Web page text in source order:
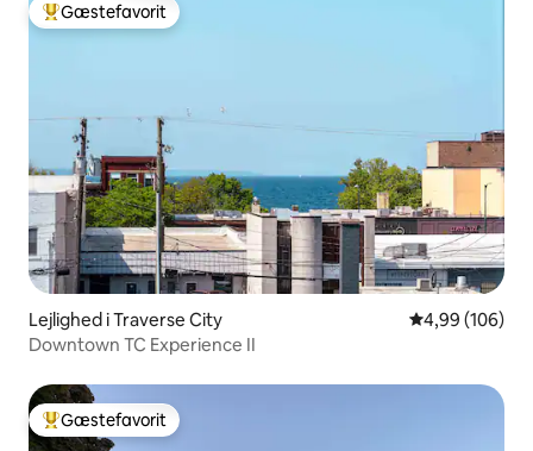
Bedste gæstefavorit
Gæstefavorit
Lejlighed i Traverse City 4,99 ud af 5 i
4,99 (106)
Downtown TC Experience II
Bedste gæstefavorit
Gæstefavorit